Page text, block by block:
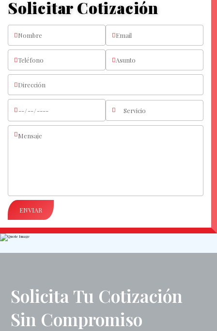
Solicitar Cotización
ENVIAR
Solicita Tu Cotización
Sin Compromiso